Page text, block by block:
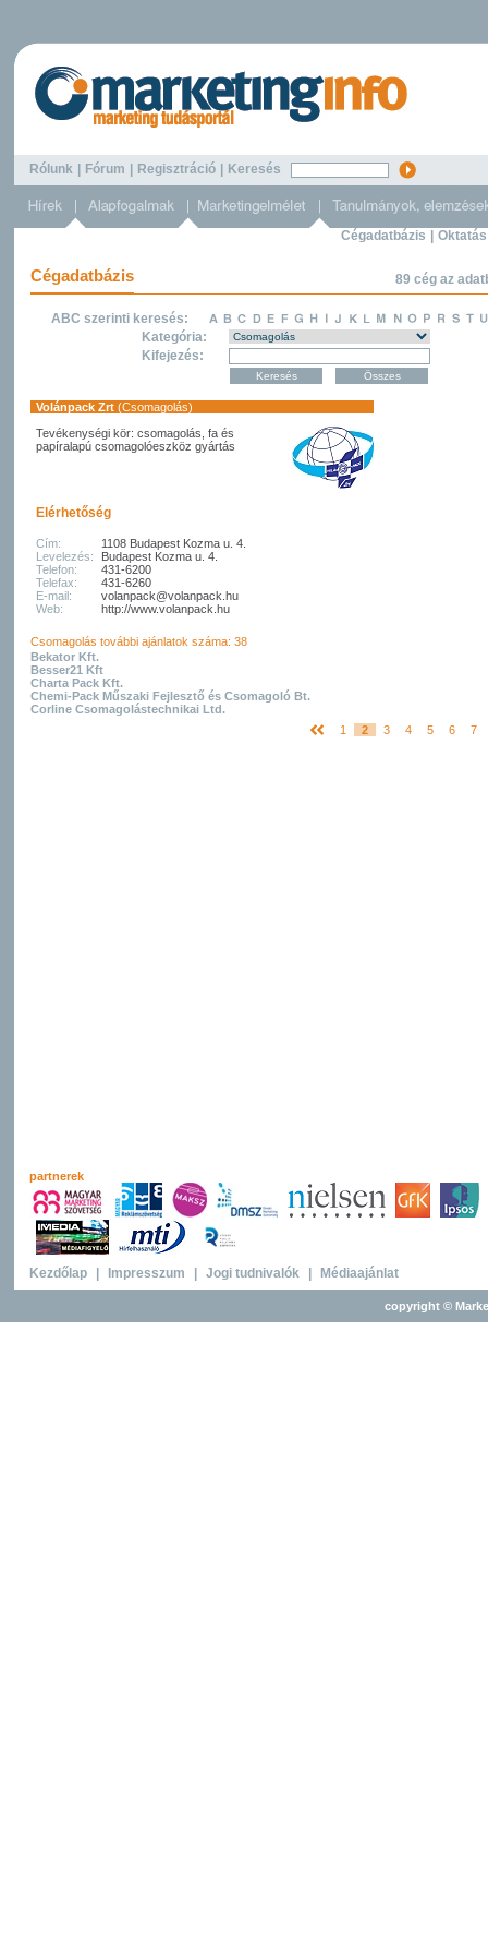
Rólunk Fórum Regisztráció Keresés
Cégadatbázis Oktatás
Cégadatbázis 89 cég az
ABC szerinti keresés:
Kategória:
Kifejezés:
Volánpack Zrt (Csomagolás)
Tevékenységi kör: csomagolás, fa és
papíralapú csomagolóeszköz gyártás
Elérhetőség
Cím:
1108 Budapest Kozma u. 4.
Levelezés:
Budapest Kozma u. 4.
Telefon:
431-6200
Telefax:
431-6260
E-mail:
volanpack@volanpack.hu
Web:
http://www.volanpack.hu
Csomagolás további ajánlatok száma: 38
Bekator Kft.
Besser21 Kft
Charta Pack Kft.
Chemi-Pack Műszaki Fejlesztő és Csomagoló Bt.
Corline Csomagolástechnikai Ltd.
1
2 3 4 5 6 7
partnerek
Kezdőlap Impresszum Jogi tudnivalók Médiaajánlat
copyright ©